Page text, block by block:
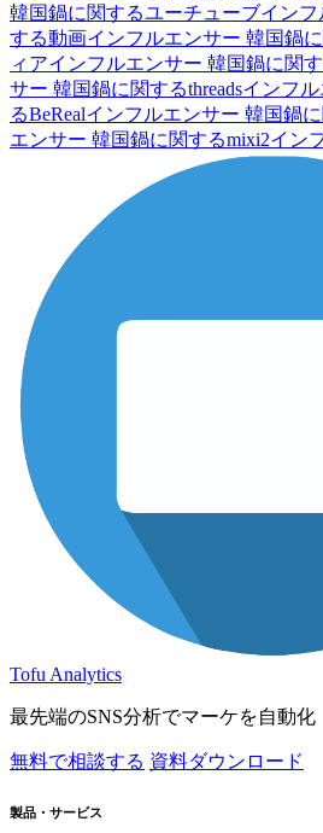
韓国鍋に関するユーチューブインフ
する動画インフルエンサー 韓国鍋
ィアインフルエンサー 韓国鍋に関
サー 韓国鍋に関するthreadsインフ
るBeRealインフルエンサー 韓国鍋
エンサー 韓国鍋に関するmixi2イン
Tofu Analytics
最先端のSNS分析でマーケを自動化
無料で相談する 資料ダウンロード
製品・サービス